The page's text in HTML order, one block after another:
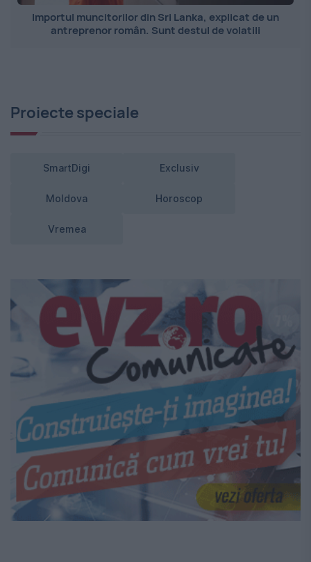
Importul muncitorilor din Sri Lanka, explicat de un
antreprenor român. Sunt destul de volatili
Proiecte speciale
SmartDigi Exclusiv
Moldova Horoscop
Vremea